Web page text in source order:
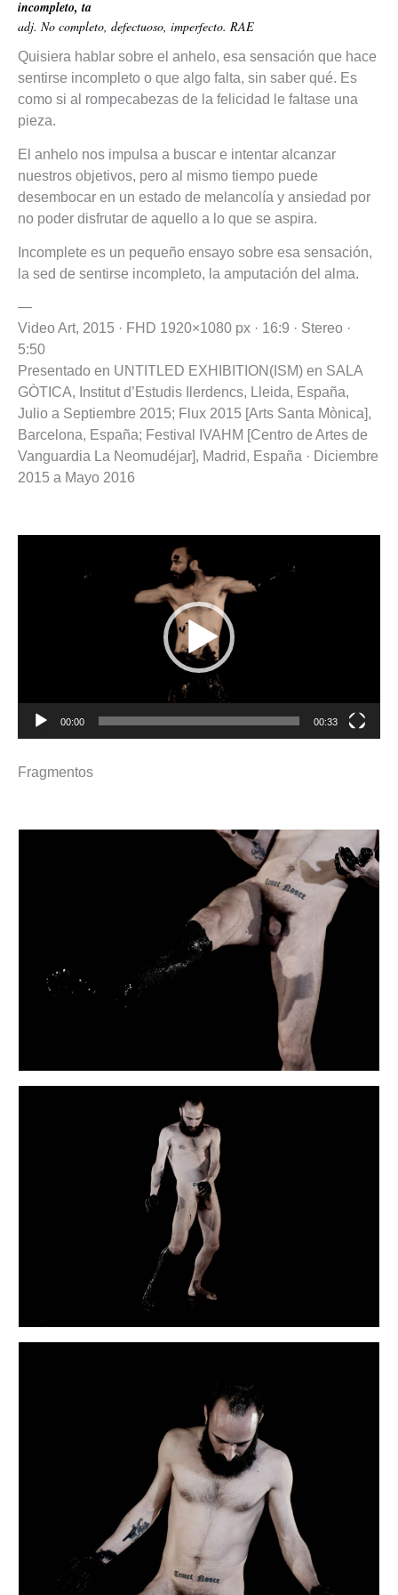
incompleto, ta
adj. No completo, defectuoso, imperfecto. RAE
Quisiera hablar sobre el anhelo, esa sensación que hace
sentirse incompleto o que algo falta, sin saber qué. Es
como si al rompecabezas de la felicidad le faltase una
pieza.
El anhelo nos impulsa a buscar e intentar alcanzar
nuestros objetivos, pero al mismo tiempo puede
desembocar en un estado de melancolía y ansiedad por
no poder disfrutar de aquello a lo que se aspira.
Incomplete es un pequeño ensayo sobre esa sensación,
la sed de sentirse incompleto, la amputación del alma.
—
Video Art, 2015 · FHD 1920×1080 px · 16:9 · Stereo ·
5:50
Presentado en UNTITLED EXHIBITION(ISM) en SALA
GÒTICA, Institut d’Estudis Ilerdencs, Lleida, España,
Julio a Septiembre 2015; Flux 2015 [Arts Santa Mònica],
Barcelona, España; Festival IVAHM [Centro de Artes de
Vanguardia La Neomudéjar], Madrid, España · Diciembre
2015 a Mayo 2016
00:00 00:33
Fragmentos